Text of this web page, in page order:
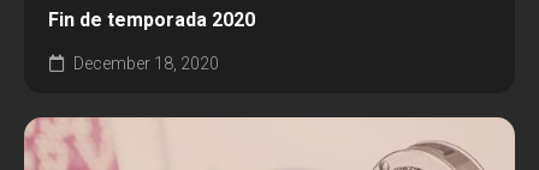
Fin de temporada 2020
December 18, 2020